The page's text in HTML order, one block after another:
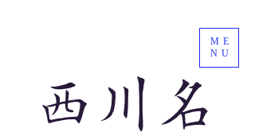
西川名
ME
NU